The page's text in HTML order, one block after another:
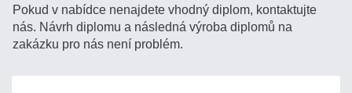
Pokud v nabídce nenajdete vhodný diplom, kontaktujte
nás. Návrh diplomu a následná výroba diplomů na
zakázku pro nás není problém.